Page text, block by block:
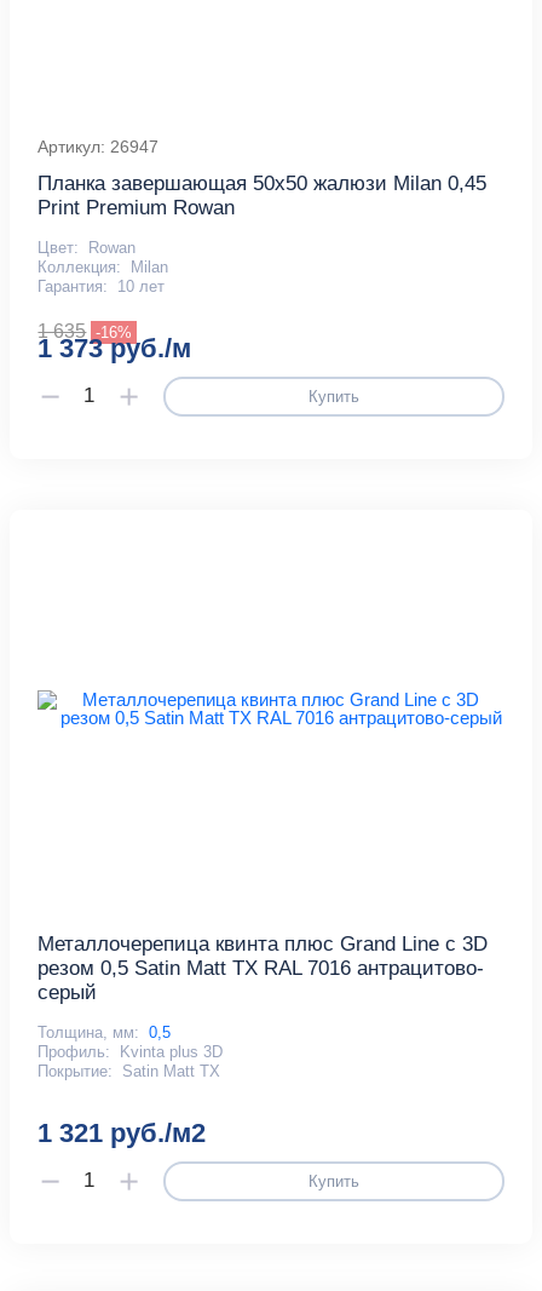
Артикул: 26947
Планка завершающая 50х50 жалюзи Milan 0,45
Print Premium Rowan
Цвет:
Rowan
Коллекция:
Milan
Гарантия:
10 лет
1 635 -16%
1 373 руб./м
Купить
Металлочерепица квинта плюс Grand Line c 3D
резом 0,5 Satin Matt TX RAL 7016 антрацитово-
серый
Толщина, мм: 0,5
Профиль:
Kvinta plus 3D
Покрытие:
Satin Matt TX
1 321 руб./м2
Купить